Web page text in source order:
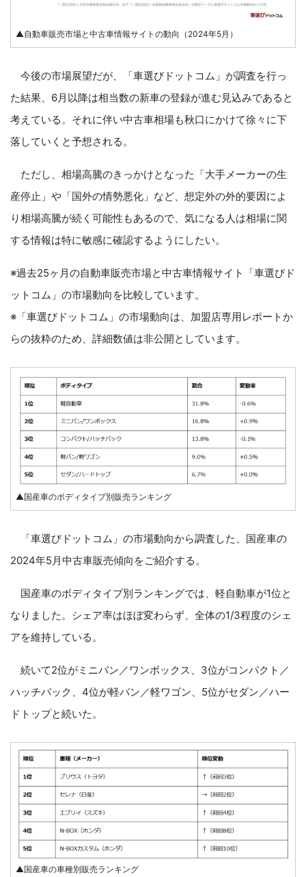
▲自動車販売市場と中古車情報サイトの動向（2024年5月）
今後の市場展望だが、「⾞選びドットコム」が調査を行っ
た結果、6月以降は相当数の新車の登録が進む見込みであると
考えている。それに伴い中古車相場も秋口にかけて徐々に下
落していくと予想される。
ただし、相場高騰のきっかけとなった「大手メーカーの生
産停止」や「国外の情勢悪化」など、想定外の外的要因によ
り相場高騰が続く可能性もあるので、気になる人は相場に関
する情報は特に敏感に確認するようにしたい。
※過去25ヶ月の自動車販売市場と中古車情報サイト「車選びド
ットコム」の市場動向を比較しています。
※「車選びドットコム」の市場動向は、加盟店専用レポートか
らの抜粋のため、詳細数値は非公開としています。
▲国産車のボディタイプ別販売ランキング
「車選びドットコム」の市場動向から調査した、国産車の
2024年5月中古車販売傾向をご紹介する。
国産車のボディタイプ別ランキングでは、軽自動車が1位と
なりました。シェア率はほぼ変わらず、全体の1/3程度のシェ
アを維持している。
続いて2位がミニバン／ワンボックス、3位がコンパクト／
ハッチバック、4位が軽バン／軽ワゴン、5位がセダン／ハー
ドトップと続いた。
▲国産車の車種別販売ランキング